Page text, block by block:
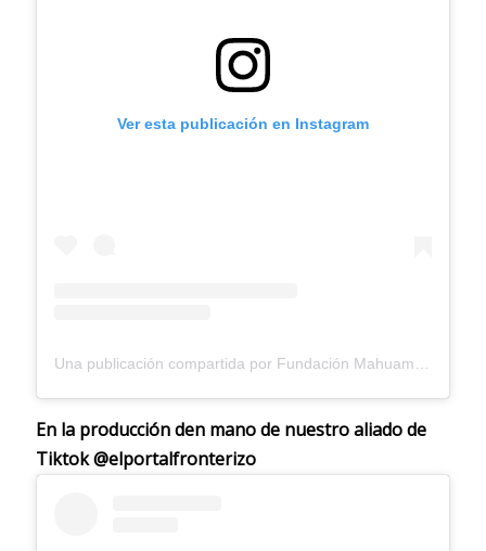
Ver esta publicación en Instagram
En la producción den mano de nuestro aliado de
Tiktok @elportalfronterizo